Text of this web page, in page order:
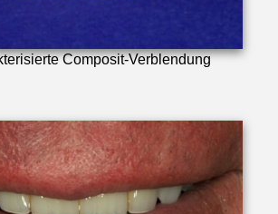
Composit-Verblendung